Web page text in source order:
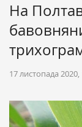
На
17 листопада 2020,